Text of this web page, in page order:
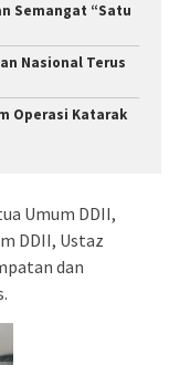
Semangat “Satu
Nasional Terus
Operasi Katarak
Umum DDII,
DDII, Ustaz
dan